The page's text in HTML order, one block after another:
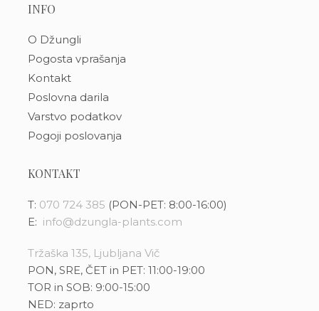
INFO
O Džungli
Pogosta vprašanja
Kontakt
Poslovna darila
Varstvo podatkov
Pogoji poslovanja
KONTAKT
T: 070 724 385 (PON-PET: 8:00-16:00)
E: info@dzungla-plants.com
Tržaška 135, Ljubljana Vič
PON, SRE, ČET in PET: 11:00-19:00
TOR in SOB: 9:00-15:00
NED: zaprto